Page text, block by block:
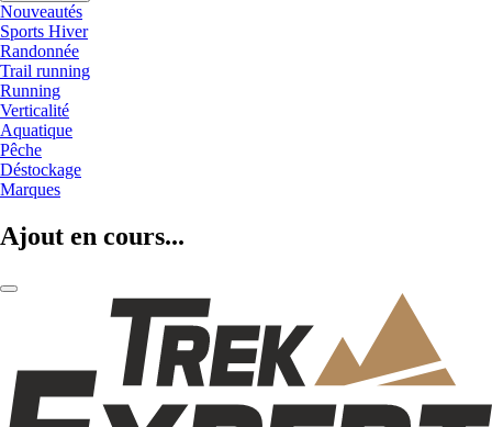
Nouveautés
Sports Hiver
Randonnée
Trail running
Running
Verticalité
Aquatique
Pêche
Déstockage
Marques
Ajout en cours...